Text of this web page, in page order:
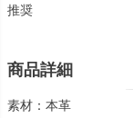
推奨
商品詳細
素材：本革